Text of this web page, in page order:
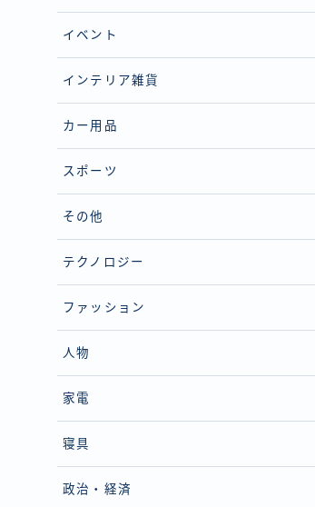
イベント
インテリア雑貨
カー用品
スポーツ
その他
テクノロジー
ファッション
人物
家電
寝具
政治・経済